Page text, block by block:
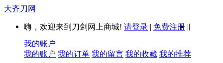
大齐刀网
嗨，欢迎来到刀剑网上商城! 请登录 | 免费注册 ||
我的账户
我的账户 我的订单 我的留言 我的收藏 我的推荐